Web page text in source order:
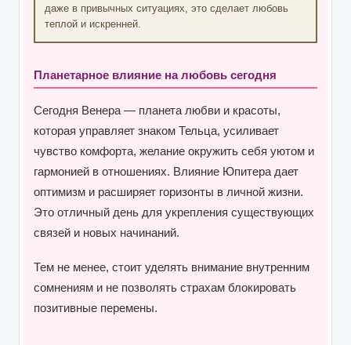
даже в привычных ситуациях, это сделает любовь
теплой и искренней.
Планетарное влияние на любовь сегодня
Сегодня Венера — планета любви и красоты,
которая управляет знаком Тельца, усиливает
чувство комфорта, желание окружить себя уютом и
гармонией в отношениях. Влияние Юпитера дает
оптимизм и расширяет горизонты в личной жизни.
Это отличный день для укрепления существующих
связей и новых начинаний.
Тем не менее, стоит уделять внимание внутренним
сомнениям и не позволять страхам блокировать
позитивные перемены.